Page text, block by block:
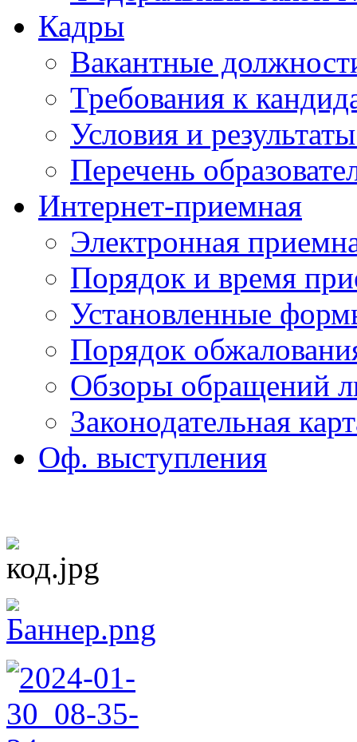
Кадры
Вакантные
Требования к
Условия и
Перечень
Интернет-приемная
Электронная
Порядок и время
Установленные
Порядок
Обзоры обращений
Законодательная
Оф. выступления